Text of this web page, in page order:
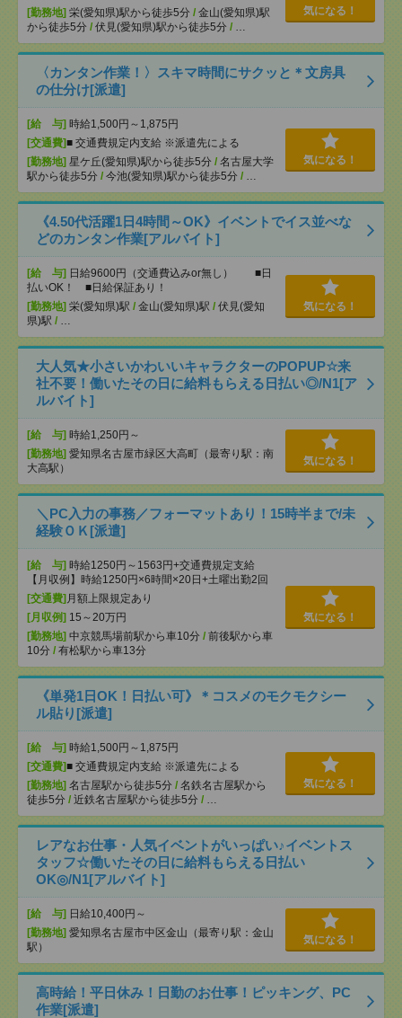
[勤務地] 栄(愛知県)駅から徒歩5分 / 金山(愛知県)駅
から徒歩5分 / 伏見(愛知県)駅から徒歩5分 / …
気になる！
〈カンタン作業！〉スキマ時間にサクッと＊文房具
の仕分け[派遣]
[給 与] 時給1,500円～1,875円
[交通費]■ 交通費規定内支給 ※派遣先による
[勤務地] 星ケ丘(愛知県)駅から徒歩5分 / 名古屋大学
駅から徒歩5分 / 今池(愛知県)駅から徒歩5分 / …
気になる！
《4.50代活躍1日4時間～OK》イベントでイス並べな
どのカンタン作業[アルバイト]
[給 与] 日給9600円（交通費込みor無し） ■日
払いOK！ ■日給保証あり！
[勤務地] 栄(愛知県)駅 / 金山(愛知県)駅 / 伏見(愛知
県)駅 / …
気になる！
大人気★小さいかわいいキャラクターのPOPUP☆来
社不要！働いたその日に給料もらえる日払い◎/N1[ア
ルバイト]
[給 与] 時給1,250円～
[勤務地] 愛知県名古屋市緑区大高町（最寄り駅：南
大高駅）
気になる！
＼PC入力の事務／フォーマットあり！15時半まで/未
経験ＯＫ[派遣]
[給 与] 時給1250円～1563円+交通費規定支給
【月収例】時給1250円×6時間×20日+土曜出勤2回
[交通費] 月額上限規定あり
[月収例] 15～20万円
[勤務地] 中京競馬場前駅から車10分 / 前後駅から車
10分 / 有松駅から車13分
気になる！
《単発1日OK！日払い可》＊コスメのモクモクシー
ル貼り[派遣]
[給 与] 時給1,500円～1,875円
[交通費]■ 交通費規定内支給 ※派遣先による
[勤務地] 名古屋駅から徒歩5分 / 名鉄名古屋駅から
徒歩5分 / 近鉄名古屋駅から徒歩5分 / …
気になる！
レアなお仕事・人気イベントがいっぱい♪イベントス
タッフ☆働いたその日に給料もらえる日払い
OK◎/N1[アルバイト]
[給 与] 日給10,400円～
[勤務地] 愛知県名古屋市中区金山（最寄り駅：金山
駅）
気になる！
高時給！平日休み！日勤のお仕事！ピッキング、PC
作業[派遣]